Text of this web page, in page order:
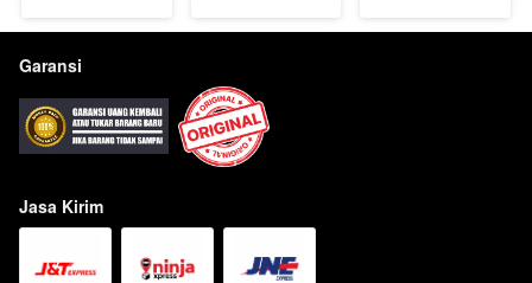
/harian 15ml
UNTUK IKAN
UNTUK IKAN
Garansi
Jasa Kirim